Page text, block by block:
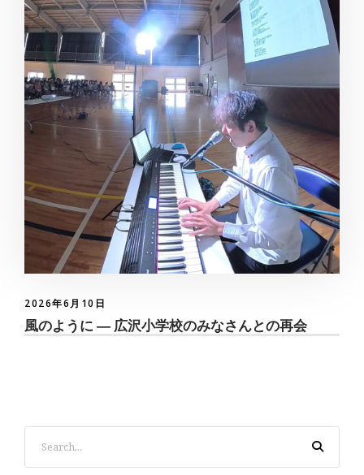
2026年6月10日
風のように ― 広沢小学校のみなさんとの再会